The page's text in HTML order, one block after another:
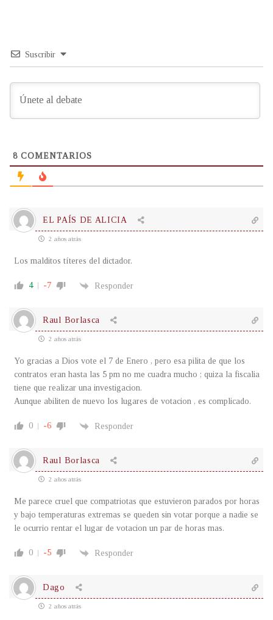
Suscribir
8 COMENTARIOS
EL PAÍS DE ALICIA
2 años atrás
Los malditos títeres del dictador.
4 -7 Responder
Raul Borlasca
2 años atrás
Yo gracias a Dios vote el 7 de Enero , pero esa pilita de que los
contratos eran hasta las 5 pm no me cuadra mucho ; quiza la fiscalia
tiene que realizar una investigacion.
Aunque abiliten de nuevo los lugares de votacion , es complicado.
0 -6 Responder
Raul Borlasca
2 años atrás
Me parece cruel que compatriotas que estuvieron parados por horas
y bajo temperaturas extremas se queden sin votar porque a nadie se
le ocurrio rentar el lugar de votacion un par de horas mas.
0 -5 Responder
Dago
2 años atrás